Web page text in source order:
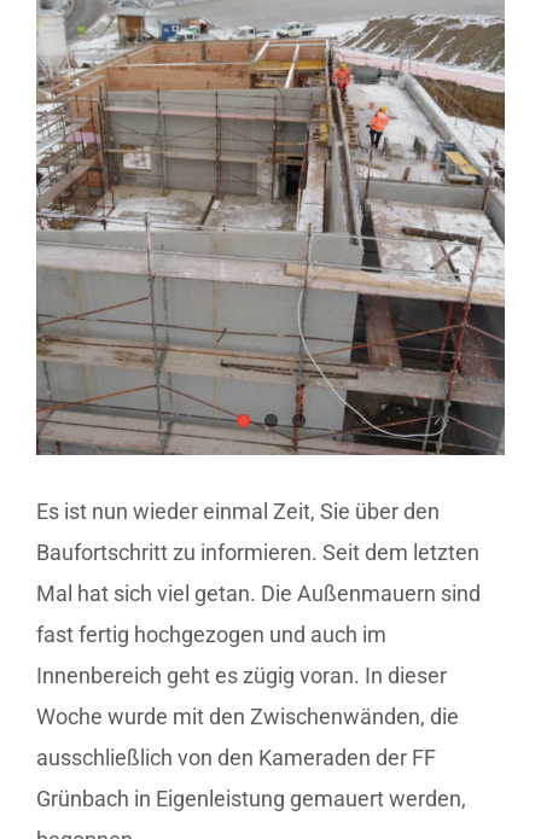
Es ist nun wieder einmal Zeit, Sie über den
Baufortschritt zu informieren. Seit dem letzten
Mal hat sich viel getan. Die Außenmauern sind
fast fertig hochgezogen und auch im
Innenbereich geht es zügig voran. In dieser
Woche wurde mit den Zwischenwänden, die
ausschließlich von den Kameraden der FF
Grünbach in Eigenleistung gemauert werden,